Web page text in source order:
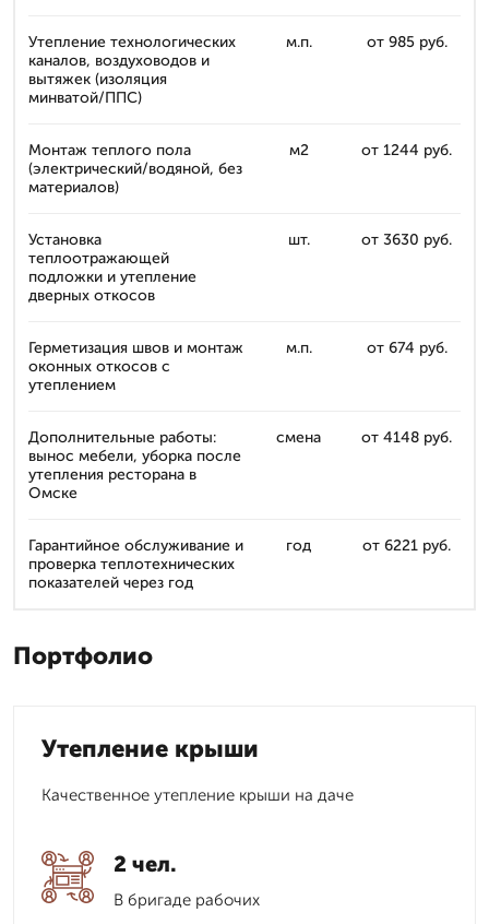
Утепление технологических
каналов, воздуховодов и
вытяжек (изоляция
минватой/ППС)
м.п. от 985 руб.
Монтаж теплого пола
(электрический/водяной, без
материалов)
м2 от 1244 руб.
Установка
теплоотражающей
подложки и утепление
дверных откосов
шт. от 3630 руб.
Герметизация швов и монтаж
оконных откосов с
утеплением
м.п. от 674 руб.
Дополнительные работы:
вынос мебели, уборка после
утепления ресторана в
Омске
смена от 4148 руб.
Гарантийное обслуживание и
проверка теплотехнических
показателей через год
год от 6221 руб.
Портфолио
Утепление крыши
Качественное утепление крыши на даче
2 чел.
В бригаде рабочих